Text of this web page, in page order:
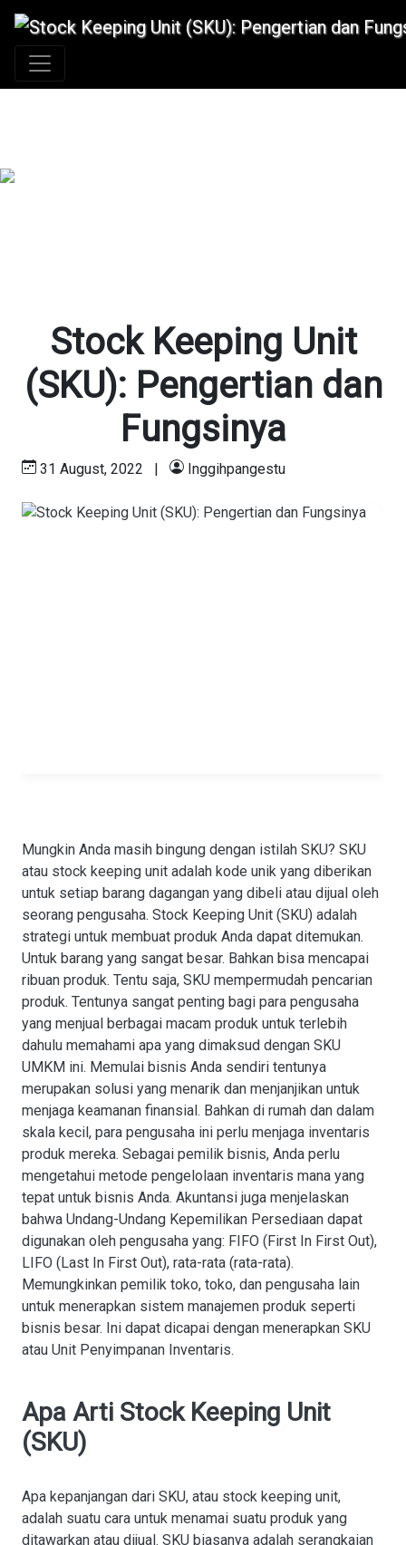
Stock Keeping Unit
(SKU): Pengertian dan
Fungsinya
31 August, 2022 | Inggihpangestu
Mungkin Anda masih bingung dengan istilah SKU? SKU
atau stock keeping unit adalah kode unik yang diberikan
untuk setiap barang dagangan yang dibeli atau dijual oleh
seorang pengusaha. Stock Keeping Unit (SKU) adalah
strategi untuk membuat produk Anda dapat ditemukan.
Untuk barang yang sangat besar. Bahkan bisa mencapai
ribuan produk. Tentu saja, SKU mempermudah pencarian
produk. Tentunya sangat penting bagi para pengusaha
yang menjual berbagai macam produk untuk terlebih
dahulu memahami apa yang dimaksud dengan SKU
UMKM ini. Memulai bisnis Anda sendiri tentunya
merupakan solusi yang menarik dan menjanjikan untuk
menjaga keamanan finansial. Bahkan di rumah dan dalam
skala kecil, para pengusaha ini perlu menjaga inventaris
produk mereka. Sebagai pemilik bisnis, Anda perlu
mengetahui metode pengelolaan inventaris mana yang
tepat untuk bisnis Anda. Akuntansi juga menjelaskan
bahwa Undang-Undang Kepemilikan Persediaan dapat
digunakan oleh pengusaha yang: FIFO (First In First Out),
LIFO (Last In First Out), rata-rata (rata-rata).
Memungkinkan pemilik toko, toko, dan pengusaha lain
untuk menerapkan sistem manajemen produk seperti
bisnis besar. Ini dapat dicapai dengan menerapkan SKU
atau Unit Penyimpanan Inventaris.
Apa Arti Stock Keeping Unit
(SKU)
Apa kepanjangan dari SKU, atau stock keeping unit,
adalah suatu cara untuk menamai suatu produk yang
ditawarkan atau dijual. SKU biasanya adalah serangkaian